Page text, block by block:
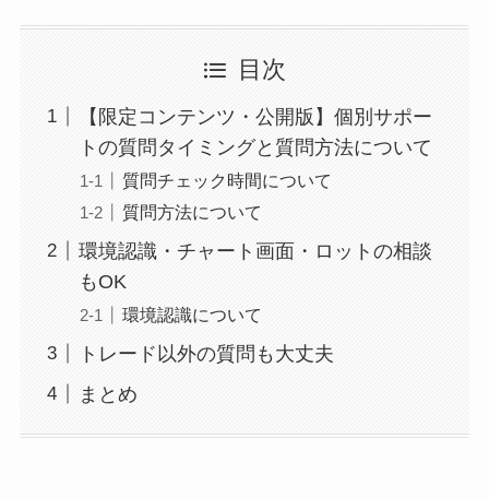
目次
【限定コンテンツ・公開版】個別サポー
トの質問タイミングと質問方法について
質問チェック時間について
質問方法について
環境認識・チャート画面・ロットの相談
もOK
環境認識について
トレード以外の質問も大丈夫
まとめ